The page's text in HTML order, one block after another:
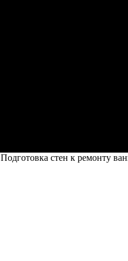
Подготовка стен к ремонту